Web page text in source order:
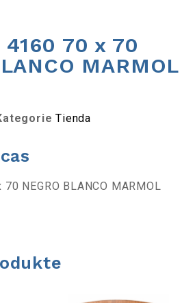
70 x 70
MARMOL
Tienda
NEGRO BLANCO MARMOL